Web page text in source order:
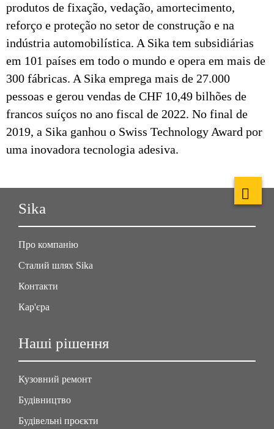
produtos de fixação, vedação, amortecimento,
reforço e proteção no setor de construção e na
indústria automobilística. A Sika tem subsidiárias
em 101 países em todo o mundo e opera em mais de
300 fábricas. A Sika emprega mais de 27.000
pessoas e gerou vendas de CHF 10,49 bilhões de
francos suíços no ano fiscal de 2022. No final de
2019, a Sika ganhou o Swiss Technology Award por
uma inovadora tecnologia adesiva.
Sika
Про компанію
Сталий шлях Sika
Контакти
Кар'єра
Наші рішення
Кузовний ремонт
Будівництво
Будівельні проєкти